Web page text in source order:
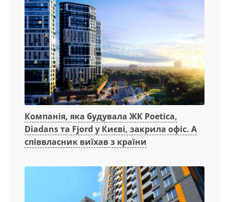
Компанія, яка будувала ЖК Poetica,
Diadans та Fjord у Києві, закрила офіс. А
співвласник виїхав з країни